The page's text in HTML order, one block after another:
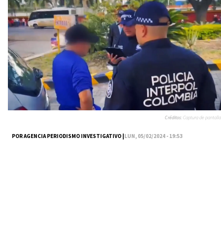
POR AGENCIA PERIODISMO INVESTIGATIVO |LUN, 05/02/2024 - 19:53
Créditos:Captura de pantalla